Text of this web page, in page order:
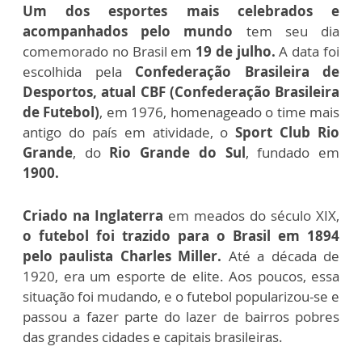
Um dos esportes mais celebrados e
acompanhados pelo mundo tem seu dia
comemorado no Brasil em 19 de julho. A data foi
escolhida pela Confederação Brasileira de
Desportos, atual CBF (Confederação Brasileira
de Futebol), em 1976, homenageado o time mais
antigo do país em atividade, o Sport Club Rio
Grande, doRio Grande do Sul, fundado em
1900.
Criado na Inglaterra em meados do século XIX,
o futebol foi trazido para o Brasil em 1894
pelo paulista Charles Miller. Até a década de
1920, era um esporte de elite. Aos poucos, essa
situação foi mudando, e o futebol popularizou-se e
passou a fazer parte do lazer de bairros pobres
das grandes cidades e capitais brasileiras.